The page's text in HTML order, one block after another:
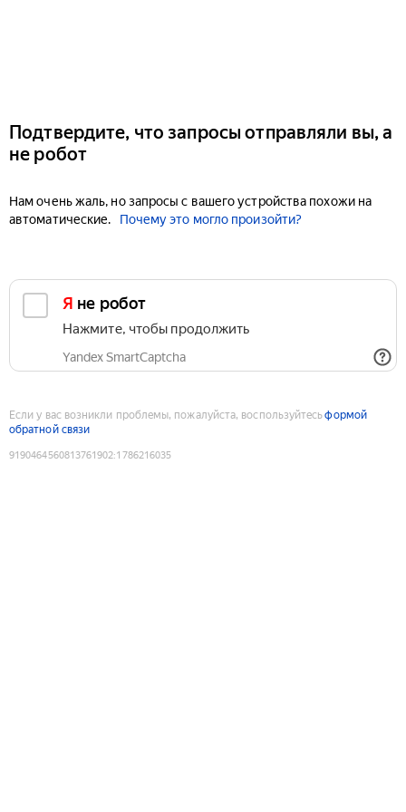
Подтвердите, что запросы отправляли вы, а
не робот
Нам очень жаль, но запросы с вашего устройства похожи на
автоматические.
Почему это могло произойти?
Я не робот
Нажмите, чтобы продолжить
Yandex SmartCaptcha
Если у вас возникли проблемы, пожалуйста, воспользуйтесьформой
обратной связи
9190464560813761902:1786216035